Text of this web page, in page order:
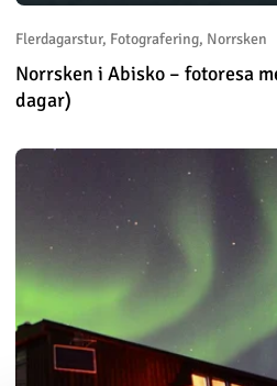
Flerdagarstur, Fotografering, Norrsken
Norrsken i Abisko – fotoresa
dagar)